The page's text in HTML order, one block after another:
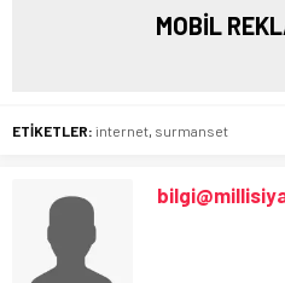
MOBİL
ETİKETLER: internet, surmanset